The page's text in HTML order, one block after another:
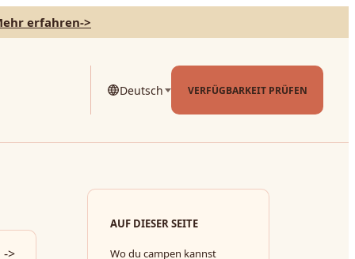
erfahren->
Deutsch VERFÜGBARKEIT PRÜFEN
->
AUF DIESER SEITE
Wo du campen kannst